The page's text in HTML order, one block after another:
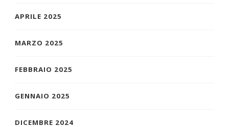
APRILE 2025
MARZO 2025
FEBBRAIO 2025
GENNAIO 2025
DICEMBRE 2024